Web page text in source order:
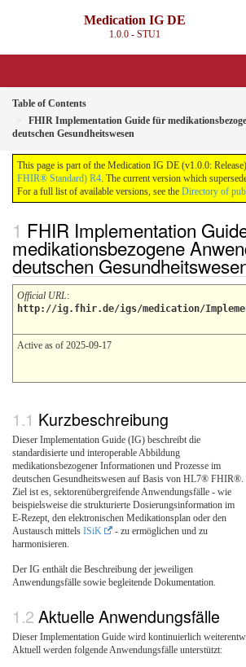
Medication IG DE
1.0.0 - STU1
Table of Contents
FHIR Implementation Guide für
deutschen Gesundheitswesen
This page is part of the Medication IG DE (v1.0.0:
FHIR® Standard) R4. The current version which
For a full list of available versions, see the Directory of
FHIR Implementation
medikationsbezogene
deutschen
Official URL:
http://ig.fhir.de/igs/medication/
Active as of 2025-09-17
Kurzbeschreibung
Dieser Implementation Guide (IG) beschreibt die
standardisierte und interoperable Abbildung
medikationsbezogener Informationen und Prozesse im
deutschen Gesundheitswesen auf Basis von HL7® FHIR®.
Ziel ist es, sektorenübergreifende Anwendungsfälle - wie
beispielsweise die strukturierte Dosierungsinformation im
E-Rezept, den elektronischen Medikationsplan oder den
Austausch mittels ISiK
- zu ermöglichen und zu
harmonisieren.
Der IG enthält die Beschreibung der jeweiligen
Anwendungsfälle sowie begleitende Dokumentation.
Aktuelle Anwendungsfälle
Dieser Implementation Guide wird kontinuierlich
Aktuell werden folgende Anwendungsfälle unterstützt: